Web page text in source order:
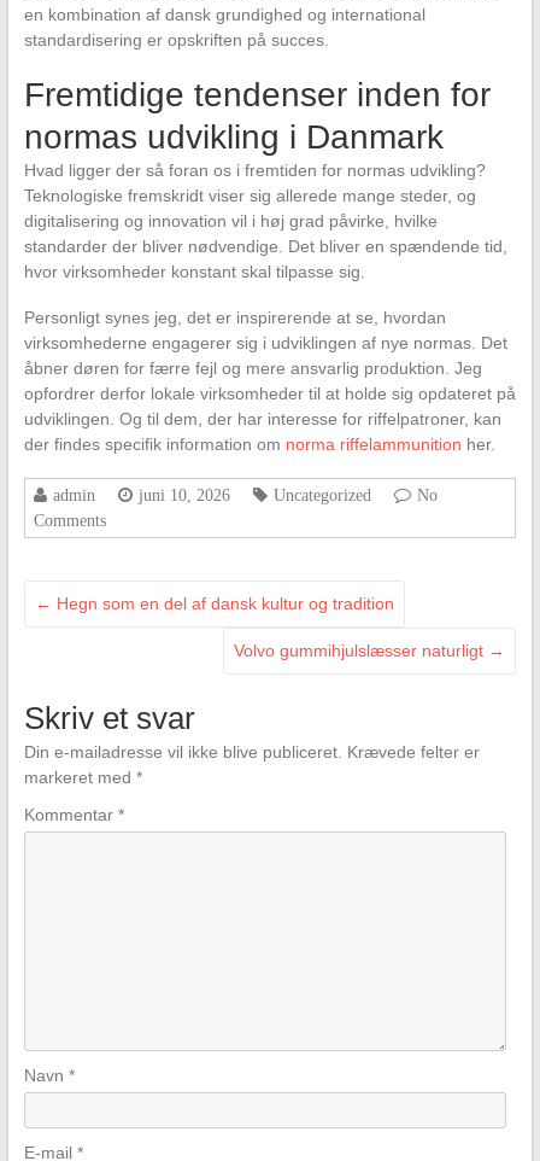
en kombination af dansk grundighed og international
standardisering er opskriften på succes.
Fremtidige tendenser inden for
normas udvikling i Danmark
Hvad ligger der så foran os i fremtiden for normas udvikling?
Teknologiske fremskridt viser sig allerede mange steder, og
digitalisering og innovation vil i høj grad påvirke, hvilke
standarder der bliver nødvendige. Det bliver en spændende tid,
hvor virksomheder konstant skal tilpasse sig.
Personligt synes jeg, det er inspirerende at se, hvordan
virksomhederne engagerer sig i udviklingen af nye normas. Det
åbner døren for færre fejl og mere ansvarlig produktion. Jeg
opfordrer derfor lokale virksomheder til at holde sig opdateret på
udviklingen. Og til dem, der har interesse for riffelpatroner, kan
der findes specifik information om norma riffelammunition her.
admin juni 10, 2026 Uncategorized
No
Comments
← Hegn som en del af dansk kultur og tradition
Volvo gummihjulslæsser naturligt →
Skriv et svar
Din e-mailadresse vil ikke blive publiceret. Krævede felter er
markeret med *
Kommentar *
Navn *
E-mail *